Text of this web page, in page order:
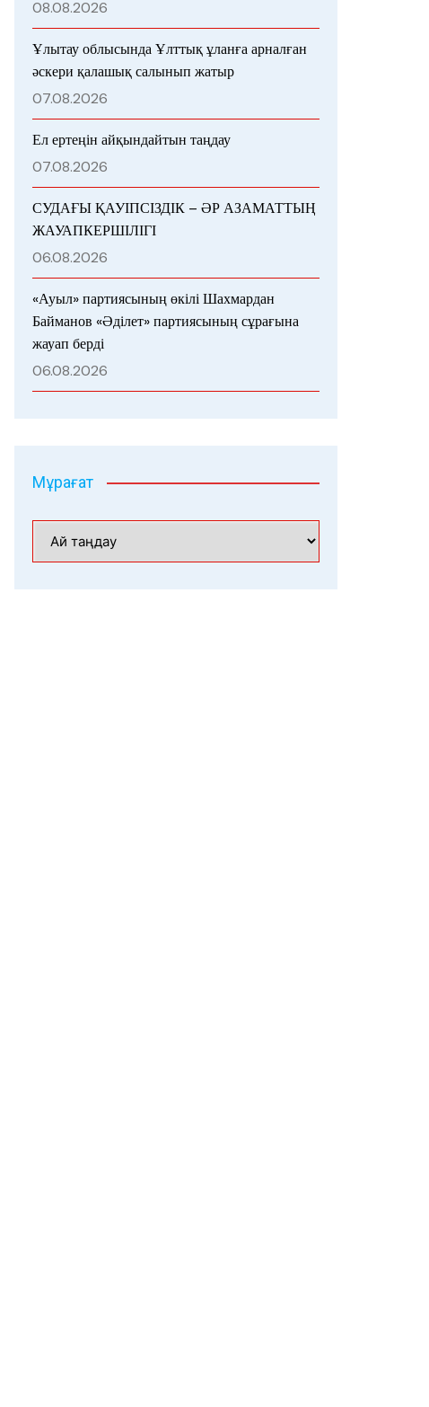
08.08.2026
Ұлытау облысында Ұлттық ұланға арналған
әскери қалашық салынып жатыр
07.08.2026
Ел ертеңін айқындайтын таңдау
07.08.2026
СУДАҒЫ ҚАУІПСІЗДІК – ӘР АЗАМАТТЫҢ
ЖАУАПКЕРШІЛІГІ
06.08.2026
«Ауыл» партиясының өкілі Шахмардан
Байманов «Әділет» партиясының сұрағына
жауап берді
06.08.2026
Мұрағат